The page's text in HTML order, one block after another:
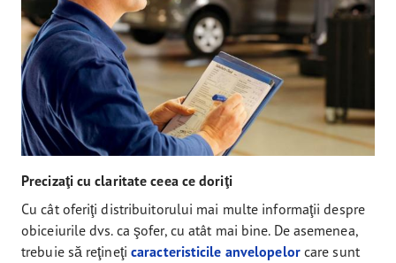
Precizaţi cu claritate ceea ce doriţi
Cu cât oferiţi distribuitorului mai multe informaţii despre
obiceiurile dvs. ca şofer, cu atât mai bine. De asemenea,
trebuie să reţineţi caracteristicile anvelopelorcare sunt